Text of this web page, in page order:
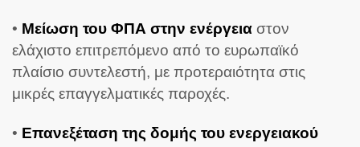
• Μείωση του ΦΠΑ στην ενέργεια στον
ελάχιστο επιτρεπόμενο από το ευρωπαϊκό
πλαίσιο συντελεστή, με προτεραιότητα στις
μικρές επαγγελματικές παροχές.
• Επανεξέταση της δομής του ενεργειακού